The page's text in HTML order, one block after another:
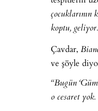
koptu,
Çavdar,
ve şöyle
“Bugün
o cesaret yok.